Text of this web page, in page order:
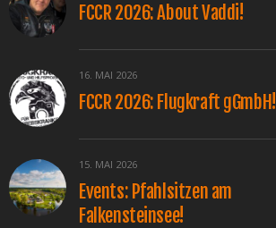
FCCR 2026: About Vaddi!
16. MAI 2026
FCCR 2026: Flugkraft gGmbH!
15. MAI 2026
Events: Pfahlsitzen am
Falkensteinsee!